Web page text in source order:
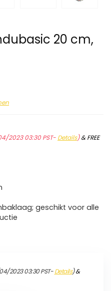
20 cm,
2023 03:30 PST- Details)&FREE
geschikt voor alle
2023 03:30 PST-Details)&